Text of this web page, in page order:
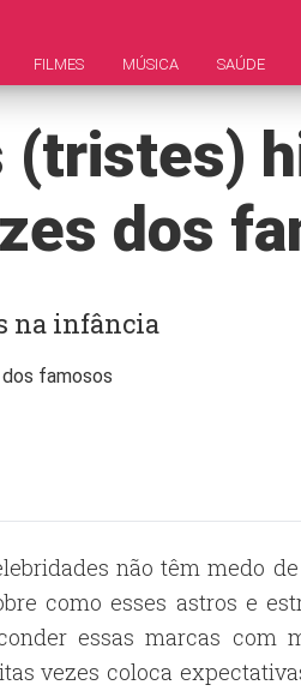
FILMES MÚSICA SAÚDE
(tristes)
dos
na infância
não têm medo
como esses astros e
essas marcas com
vezes coloca